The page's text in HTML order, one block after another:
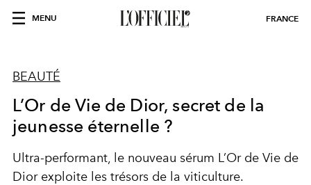
MENU FRANCE
BEAUTÉ
L’Or de Vie de Dior, secret de la
jeunesse éternelle ?
Ultra-performant, le nouveau sérum L’Or de Vie de
Dior exploite les trésors de la viticulture.